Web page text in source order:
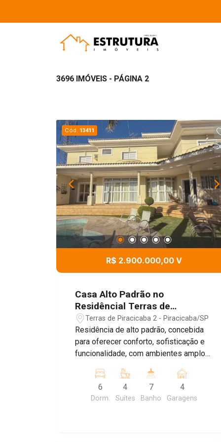
3696 IMÓVEIS - PÁGINA 2
Cód. 13411
R$ 2.900.000,00 V
Casa Alto Padrão no
Residêncial Terras de
Piracicaba II com 6 Domitórios
sendo 4 Suítes, 674,55m² -
Piracicaba/SP
Terras de Piracicaba 2 - Piracicaba/SP
Residência de alto padrão, concebida
para oferecer conforto, sofisticação e
funcionalidade, com ambientes amplos,
padrão. No pavimento térreo, o hall de
entrada em mármore conduz às
elegantes salas de estar, jantar e TV,
6
Dorm.
4
Suítes
7
Banho
4
Garagens